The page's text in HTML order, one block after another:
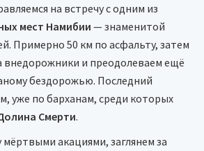
на встречу с одним из
мест Намибии — знаменитой
Примерно 50 км по асфальту, затем
внедорожники и преодолеваем ещё
бездорожью. Последний
уже по барханам, среди которых
Смерти.
акациями, заглянем за